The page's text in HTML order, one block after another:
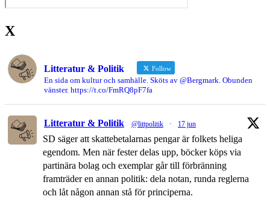
X
Litteratur & Politik Follow
En sida om kultur och samhälle. Sköts av @Bergmark. Obunden
vänster. https://t.co/FmRQ8pF7fa
Litteratur & Politik @littpolitik · 17 jun
SD säger att skattebetalarnas pengar är folkets heliga
egendom. Men när fester delas upp, böcker köps via
partinära bolag och exemplar går till förbränning
framträder en annan politik: dela notan, runda reglerna
och låt någon annan stå för principerna.